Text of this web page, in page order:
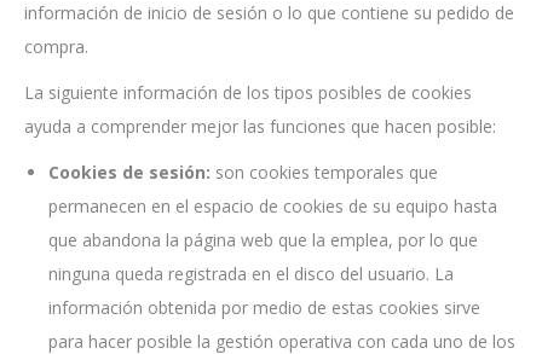
información de inicio de sesión o lo que contiene su pedido de
compra.
La siguiente información de los tipos posibles de cookies
ayuda a comprender mejor las funciones que hacen posible:
Cookies de sesión: son cookies temporales que
permanecen en el espacio de cookies de su equipo hasta
que abandona la página web que la emplea, por lo que
ninguna queda registrada en el disco del usuario. La
información obtenida por medio de estas cookies sirve
para hacer posible la gestión operativa con cada uno de los